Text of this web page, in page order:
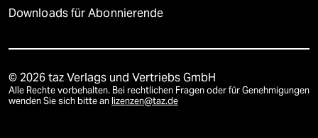
Downloads für Abonnierende
© 2026 taz Verlags und Vertriebs GmbH
Alle Rechte vorbehalten. Bei rechtlichen Fragen oder für Genehmigungen
wenden Sie sich bitte an lizenzen@taz.de